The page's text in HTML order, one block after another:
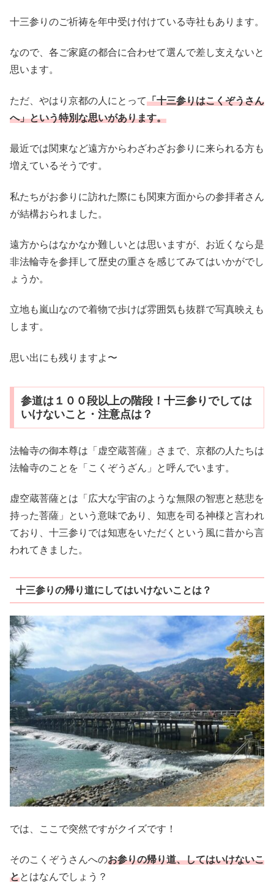
十三参りのご祈祷を年中受け付けている寺社もあります。
なので、各ご家庭の都合に合わせて選んで差し支えないと
思います。
ただ、やはり京都の人にとって「十三参りはこくぞうさん
へ」という特別な思いがあります。
最近では関東など遠方からわざわざお参りに来られる方も
増えているそうです。
私たちがお参りに訪れた際にも関東方面からの参拝者さん
が結構おられました。
遠方からはなかなか難しいとは思いますが、お近くなら是
非法輪寺を参拝して歴史の重さを感じてみてはいかがでし
ょうか。
立地も嵐山なので着物で歩けば雰囲気も抜群で写真映えも
します。
思い出にも残りますよ〜
参道は１００段以上の階段！十三参りでしては
いけないこと・注意点は？
法輪寺の御本尊は「虚空蔵菩薩」さまで、京都の人たちは
法輪寺のことを「こくぞうざん」と呼んでいます。
虚空蔵菩薩とは「広大な宇宙のような無限の智恵と慈悲を
持った菩薩」という意味であり、知恵を司る神様と言われ
ており、十三参りでは知恵をいただくという風に昔から言
われてきました。
十三参りの帰り道にしてはいけないことは？
では、ここで突然ですがクイズです！
そのこくぞうさんへのお参りの帰り道、してはいけないこ
ととはなんでしょう？